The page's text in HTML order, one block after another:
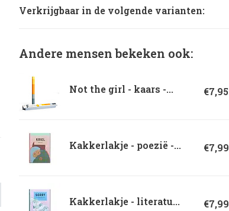
Verkrijgbaar in de volgende varianten:
Andere mensen bekeken ook:
Not the girl - kaars -... €7,95
Kakkerlakje - poezië -... €7,99
Kakkerlakje - literatu... €7,99